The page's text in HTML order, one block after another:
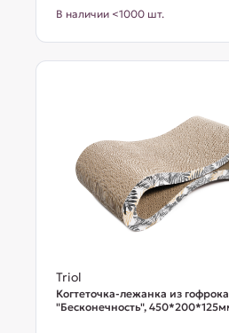
В наличии <1000 шт.
Triol
Когтеточка-лежанка из
"Бесконечность",